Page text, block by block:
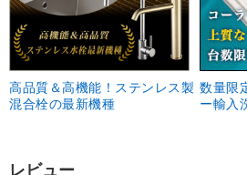
高品質＆高機能！ステンレス製
混合栓の最新機種
数量限
ー輸入
レビュー